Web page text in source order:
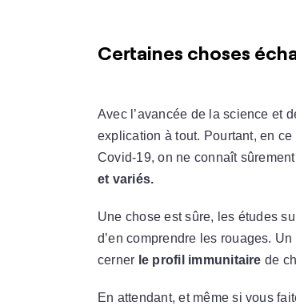
Certaines choses
Avec l’avancée de la science et
explication à tout. Pourtant, en
Covid-19, on ne connaît
et variés.
Une chose est sûre, les études
d’en comprendre les rouages.
cerner le profil immunitaire de
En attendant, et même si vous